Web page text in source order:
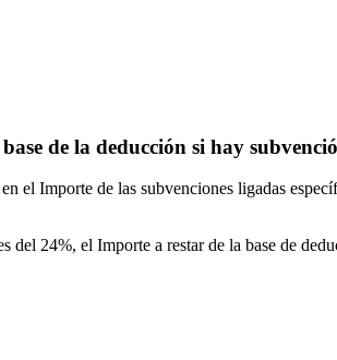
de la deducción si hay
el Importe de las subvenciones ligadas
del 24%, el Importe a restar de la base de